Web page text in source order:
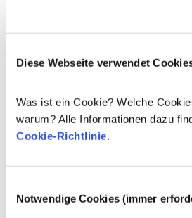
Diese Webseite verwendet
Was ist ein Cookie? Welche
warum? Alle Informationen dazu
Cookie-Richtlinie.
Notwendige Cookies (immer
verstehen
Produkten in Europa
dass kosmetische Produkte